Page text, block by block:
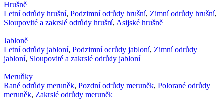
Hrušně
Letní odrůdy hrušní, Podzimní odrůdy hrušní, Zimní odrůdy hrušní,
Sloupovité a zakrslé odrůdy hrušní, Asijské hrušně
Jabloně
Letní odrůdy jabloní, Podzimní odrůdy jabloní, Zimní odrůdy
jabloní, Sloupovité a zakrslé odrůdy jabloní
Meruňky
Rané odrůdy meruněk, Pozdní odrůdy meruněk, Polorané odrůdy
meruněk, Zakrslé odrůdy meruněk